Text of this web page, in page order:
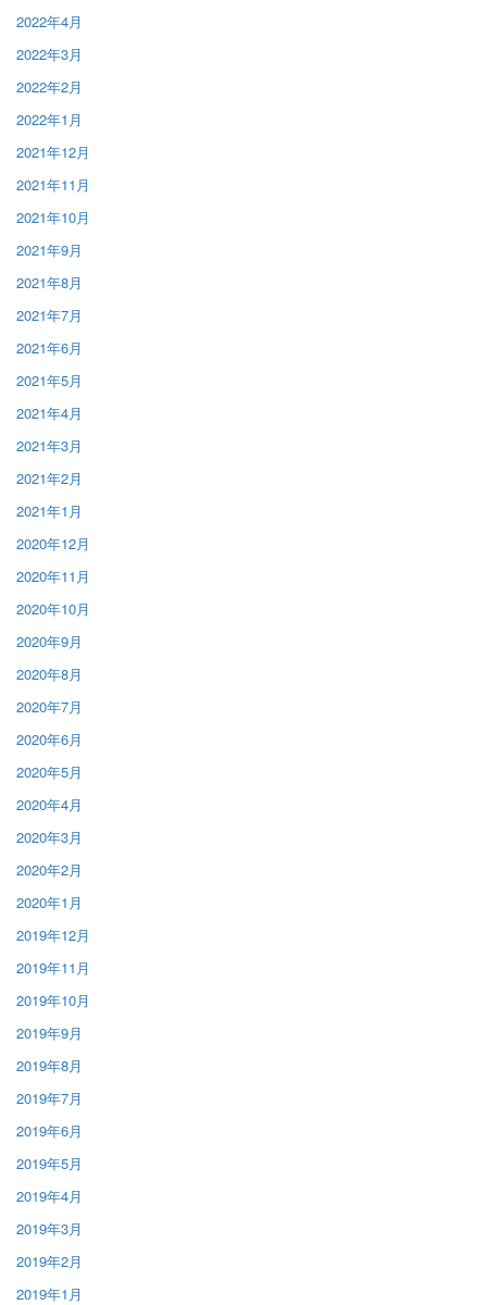
2022年4月
2022年3月
2022年2月
2022年1月
2021年12月
2021年11月
2021年10月
2021年9月
2021年8月
2021年7月
2021年6月
2021年5月
2021年4月
2021年3月
2021年2月
2021年1月
2020年12月
2020年11月
2020年10月
2020年9月
2020年8月
2020年7月
2020年6月
2020年5月
2020年4月
2020年3月
2020年2月
2020年1月
2019年12月
2019年11月
2019年10月
2019年9月
2019年8月
2019年7月
2019年6月
2019年5月
2019年4月
2019年3月
2019年2月
2019年1月